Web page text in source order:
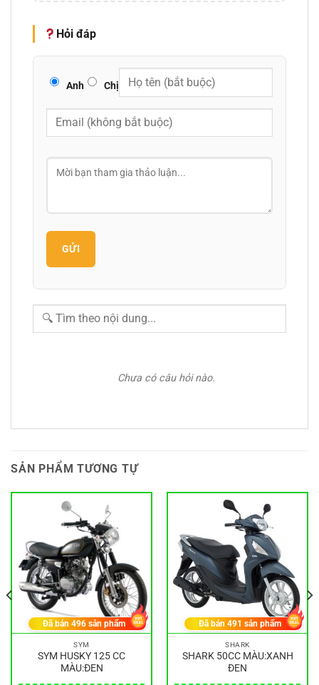
Hỏi đáp
Anh Chị
GỬI
Chưa có câu hỏi nào.
SẢN PHẨM TƯƠNG TỰ
SYM
SYM HUSKY 125 CC
MÀU:ĐEN
Đã bán496 sản phẩm
SHARK
SHARK 50CC MÀU:XANH
ĐEN
Đã bán491 sản phẩm